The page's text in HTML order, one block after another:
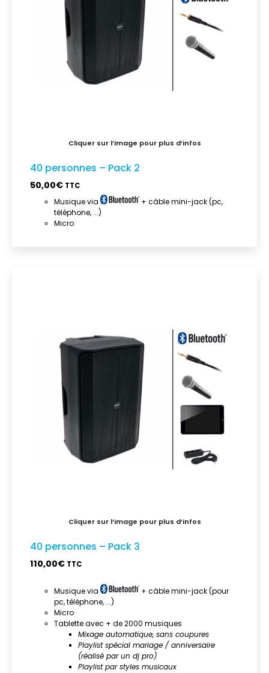
40 personnes – Pack 2
50,00€ TTC
Musique via
+ câble mini-jack (pc,
téléphone, ...)
Micro
40 personnes – Pack 3
110,00€ TTC
Musique via
+ câble mini-jack (pour
pc, téléphone, ...)
Micro
Tablette avec + de 2000 musiques
Mixage automatique, sans coupures
Playlist spécial mariage / anniversaire
(réalisé par un dj pro)
Playlist par styles musicaux